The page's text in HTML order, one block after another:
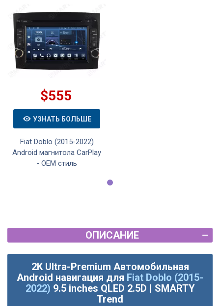
$555
УЗНАТЬ БОЛЬШЕ
Fiat Doblo (2015-2022)
Android магнитола CarPlay
- OEM стиль
ОПИСАНИЕ
2K Ultra-Premium Автомобильная
Android навигация для Fiat Doblo (2015-
2022) 9.5 inches QLED 2.5D | SMARTY
Trend